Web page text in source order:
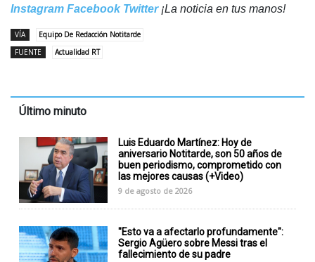
Instagram Facebook Twitter¡La noticia en tus manos!
VÍA
Equipo De Redacción Notitarde
FUENTE
Actualidad RT
Último minuto
Luis Eduardo Martínez: Hoy de
aniversario Notitarde, son 50 años de
buen periodismo, comprometido con
las mejores causas (+Video)
9 de agosto de 2026
"Esto va a afectarlo profundamente":
Sergio Agüero sobre Messi tras el
fallecimiento de su padre